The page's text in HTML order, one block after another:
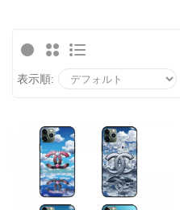
表示順: